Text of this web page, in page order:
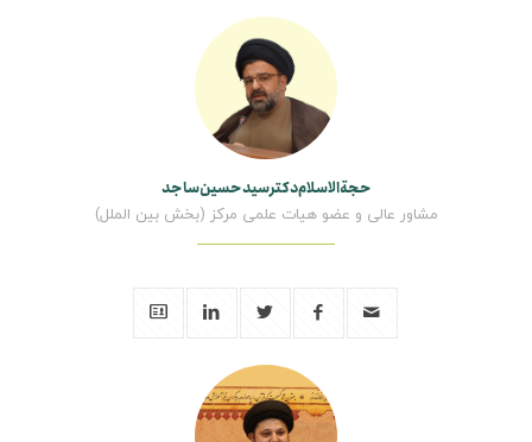
حجةالاسلام‌دکترسیدحسین‌ساجد
مشاور عالی و عضو هیات علمی مرکز (بخش بین الملل)